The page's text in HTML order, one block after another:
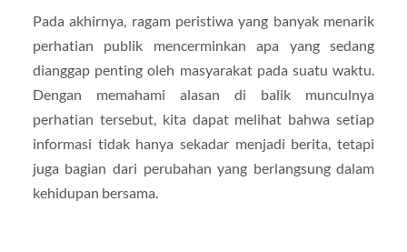
Pada akhirnya, ragam peristiwa yang banyak menarik
perhatian publik mencerminkan apa yang sedang
dianggap penting oleh masyarakat pada suatu waktu.
Dengan memahami alasan di balik munculnya
perhatian tersebut, kita dapat melihat bahwa setiap
informasi tidak hanya sekadar menjadi berita, tetapi
juga bagian dari perubahan yang berlangsung dalam
kehidupan bersama.